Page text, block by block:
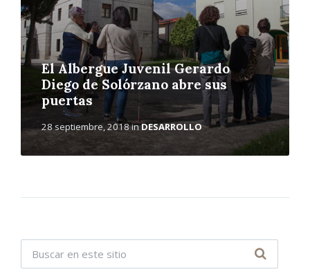
El Albergue Juvenil Gerardo
Diego de Solórzano abre sus
puertas
28 septiembre, 2018inDESARROLLO